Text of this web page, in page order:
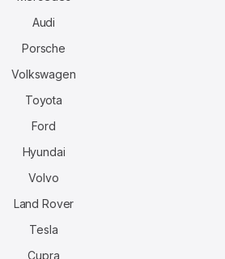
Audi
Porsche
Volkswagen
Toyota
Ford
Hyundai
Volvo
Land Rover
Tesla
Cupra